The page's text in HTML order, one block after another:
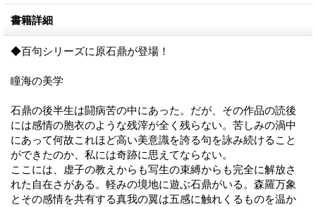
書籍詳細
◆百句シリーズに原石鼎が登場！
瞳海の美学
石鼎の後半生は闘病苦の中にあった。だが、その作品の読後
には感情の胞衣のような残滓が全く残らない。苦しみの渦中
にあって何故これほど高い美意識を誇る句を詠み続けること
ができたのか、私には奇跡に思えてならない。
ここには、虚子の教えからも写生の束縛からも完全に解放さ
れた自在さがある。軽みの境地に遊ぶ石鼎がいる。森羅万象
とその感情を共有する真我の翼は五感に触れくるものを温か